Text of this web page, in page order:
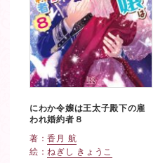
にわか令嬢は王太子殿下の雇
われ婚約者８
著：香月 航
絵：ねぎし きょうこ